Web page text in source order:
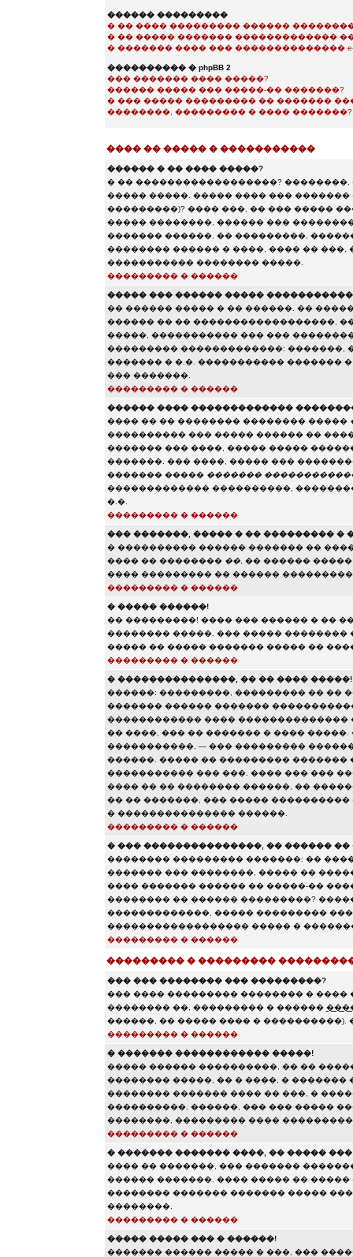
������ ���������
� �� ���� ��������� ������
� �� ����� ������� �������������
� ������� ���� ��� ��������������
���������� � phpBB 2
��� ������� ���� �����?
������ ����� ��� �����-�� �������?
� ��� ����� ��������� �� �������
��������, ��������� � ���� �������?
���� �� ����� � �����������
������ � �� ���� �����?
� �� ������������������?
����� �����. ����� ���� ���
���������)? ���� ���, �� ��� �����
����� ��������, ������ ���
������� ������, �� ���������,
�������� ������ � ����, ���� ��
����������� �������� �����.
��������� � ������
����� ��� ������ �����
�� ������ ����� � �� ������. ��
������ �� �� ������������������,
�����, ����������� ��� ���
��������� �������������: �������,
������� � �.�. ����������� �������
��� �������.
��������� � ������
������ ���� �������������
���� �� �� �������� �������� �����
���������� ��� ����� ������ ��
������� ��� ����, ����� �����
�������. ��� ����, ����� ���
������� ����� �������
������������� ����������,
�.�.
��������� � ������
��� �������, ����� � �� ��������� �
� ���������� ������ ������� ��
���� �� �������� ��, �� ������
���� ��������� �� ������
��������� � ������
� ����� ������!
�� ���������! ���� ��� ������ � ��
�������� �����. ��� ����� ��������
����� �� ����� ������� ����� ��
��������� � ������
� ���������������, �� �� ���� �����!
������: ���������, ��������� �� ��
������� ������ �������
������������ ����
�� ����, ��� �� ������� � ����
�����������, — ��� ���������
������. ����� �� ���������
����������� ��� ���. ���� ��� ���
���� �� �� �������� ������, ��
�� �� �������, ��� ����� ����������
� ��������������� ������.
��������� � ������
� ��� ���������������, �� ������ ��
�������� ��������� �������: ��
������� ��� ��������, ����� ��
���� ������� ������ �� �����-��
�������� �� ������ ���������?
�������������, ����� ���������
������������������ ����� �
��������� � ������
��������� � ���������
��� ��� �������� ��� ���������?
��� ���� ��������� �������� � ����
�������� ��, ��������� � ������
������, �� ����� ���� �
��������� � ������
� ������� ������������ �����!
����� ������ ����������, �� ��
�������� �����, �� � ����, �
�������� ������� ���� �� ���, �
����������, ������, ��� ��� �����
��������, ��������� ����
��������� � ������
� ������� ������� ����, �� �����
���� �� �������, ��� �������
������ �������. ���� ����� ��
�������� ������� ������� �����
��������.
��������� � ������
����� ����� ��� � ������!
������� ������ ����� � ���, ���